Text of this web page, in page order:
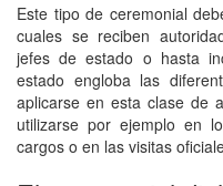
Este tipo de ceremonial
cuales se reciben
jefes de estado o hasta
estado engloba las
aplicarse en esta clase de
utilizarse por ejemplo en
cargos o en las visitas